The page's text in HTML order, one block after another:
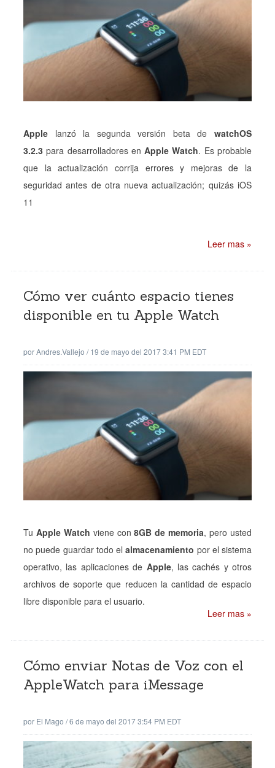
Apple lanzó la segunda versión beta de watchOS
3.2.3 para desarrolladores enApple Watch. Es probable
que la actualización corrija errores y mejoras de la
seguridad antes de otra nueva actualización; quizás iOS
11
Leer mas »
Cómo ver cuánto espacio tienes
disponible en tu Apple Watch
porAndres.vallejo /19 de mayo del 2017 3:41 PM EDT
Tu Apple Watch viene con8GB de memoria, pero usted
no puede guardar todo elalmacenamiento por el sistema
operativo, las aplicaciones de Apple, las cachés y otros
archivos de soporte que reducen la cantidad de espacio
libre disponible para el usuario.
Leer mas »
Cómo enviar Notas de Voz con el
AppleWatch para iMessage
por El Mago /6 de mayo del 2017 3:54 PM EDT